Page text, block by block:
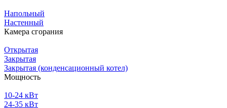
Напольный
Настенный
Камера сгорания
Открытая
Закрытая
Закрытая (конденсационный котел)
Мощность
10-24 кВт
24-35 кВт